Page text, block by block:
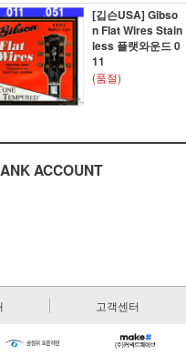
[깁슨USA] Gibso
n Flat Wires Stain
less 플랫와운드 0
11
(품절)
ACCOUNT
고객센터